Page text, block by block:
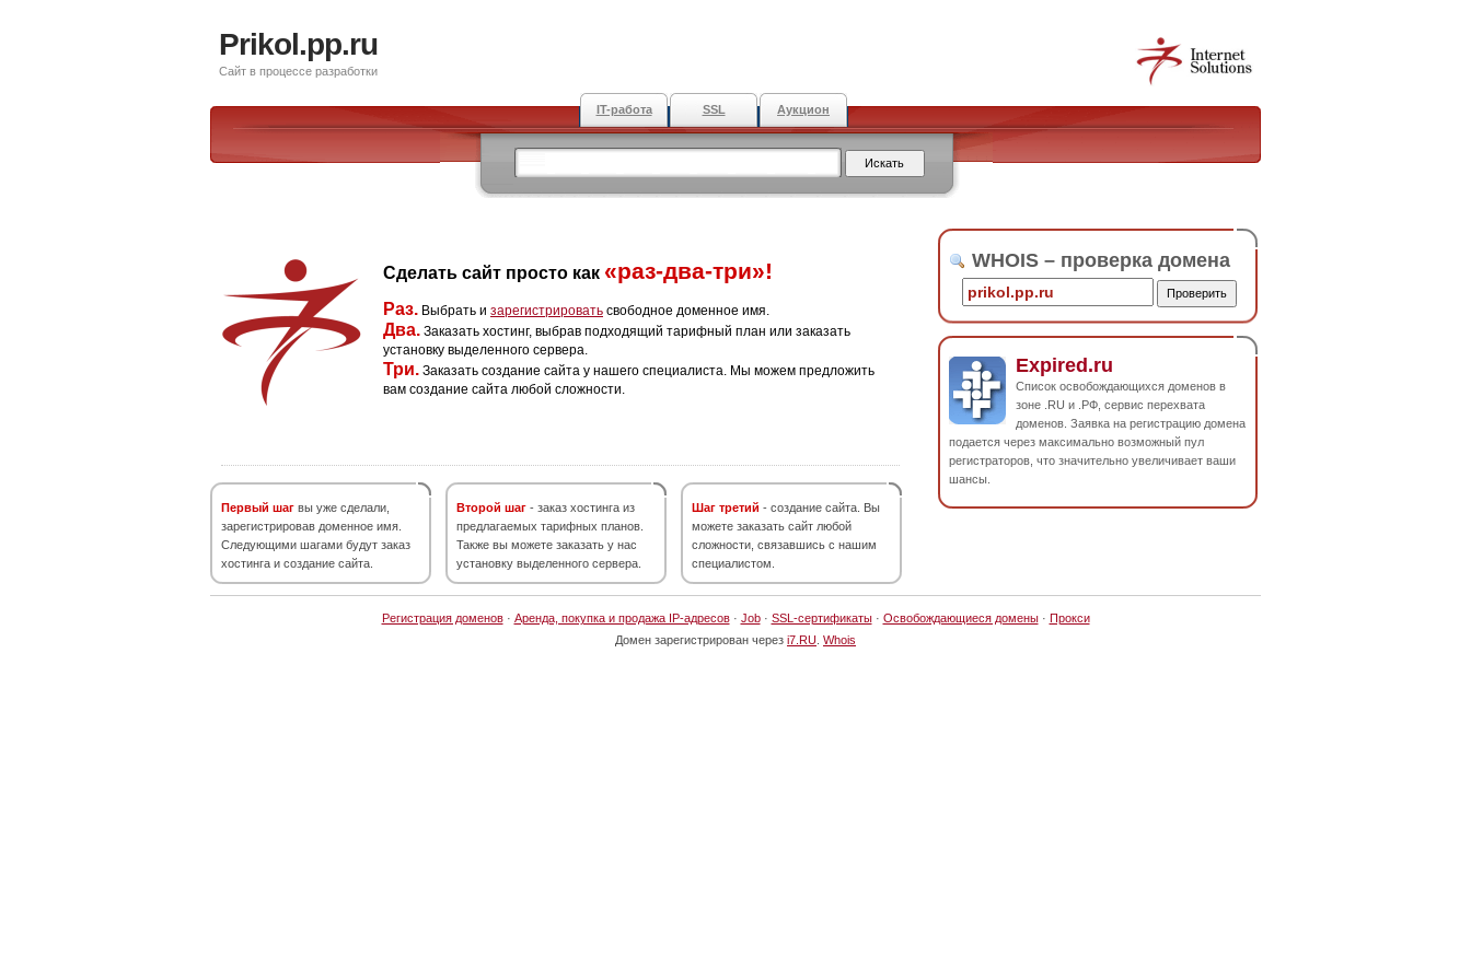
Prikol.pp.ru
Сайт в процессе разработки
IT-работа SSL Аукцион
Сделать сайт просто как «раз-два-три»!
Раз. Выбрать и зарегистрировать свободное доменное имя.
Два. Заказать хостинг, выбрав подходящий тарифный план или заказать
установку выделенного сервера.
Три. Заказать создание сайта у нашего специалиста. Мы можем предложить
вам создание сайта любой сложности.
Первый шаг вы уже сделали,
зарегистрировав доменное имя.
Следующими шагами будут заказ
хостинга и создание сайта.
Второй шаг - заказ хостинга из
предлагаемых тарифных планов.
Также вы можете заказать у нас
установку выделенного сервера.
Шаг третий - создание сайта. Вы
можете заказать сайт любой
сложности, связавшись с нашим
специалистом.
WHOIS – проверка домена
Expired.ru
Список освобождающихся доменов в
зоне .RU и .РФ, сервис перехвата
доменов. Заявка на регистрацию домена
подается через максимально возможный пул
регистраторов, что значительно увеличивает ваши
шансы.
Регистрация доменов· Аренда, покупка и продажа IP-адресов· Job· SSL-сертификаты· Освобождающиеся домены· Прокси
Домен зарегистрирован через i7.RU Whois